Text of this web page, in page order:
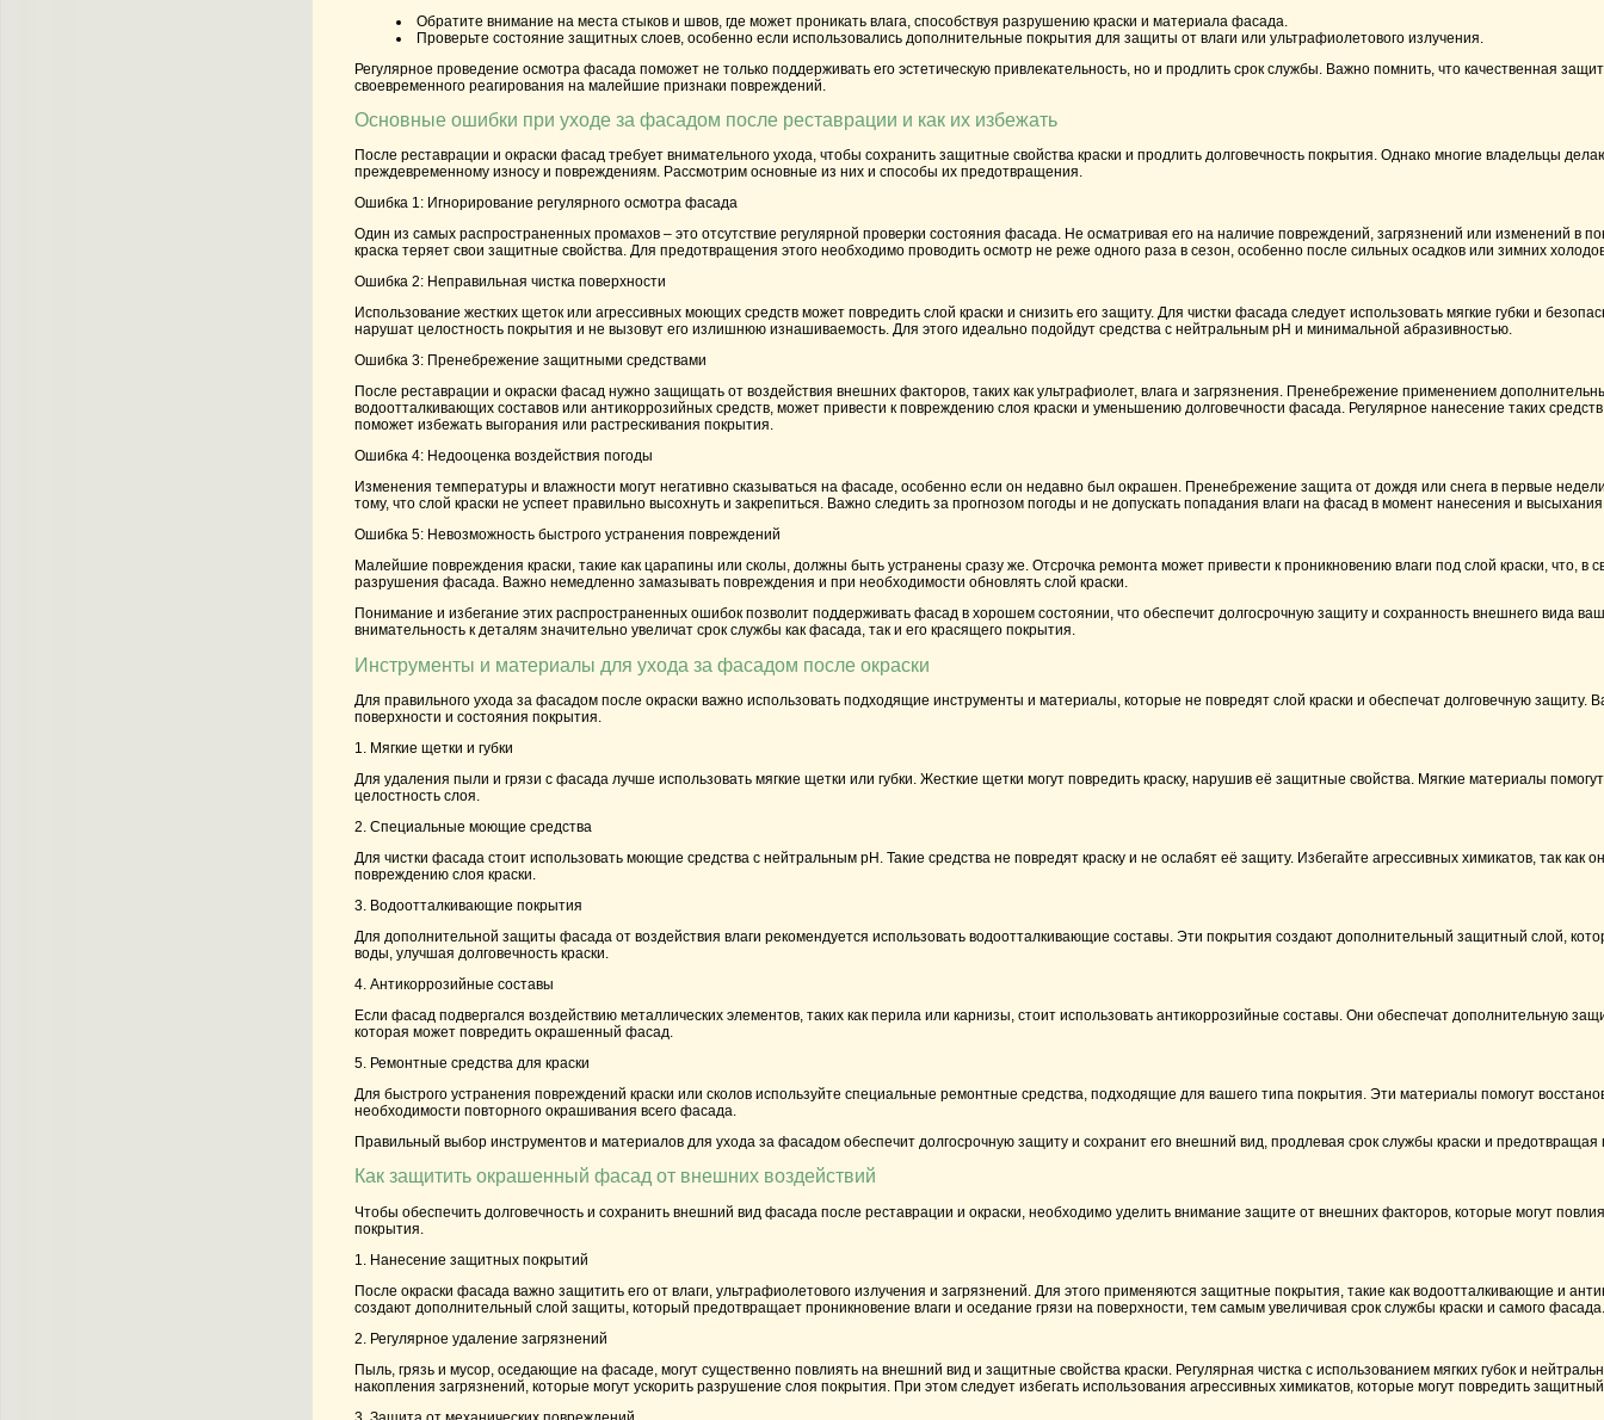
Обратите внимание на места стыков и швов, где может проникать влага, способствуя разрушению краски и материала фасада.
Проверьте состояние защитных слоев, особенно если использовались дополнительные покрытия для защиты от влаги или ультрафиолетового излучения.
Регулярное проведение осмотра фасада поможет не только поддерживать его эстетическую привлекательность, но и продлить срок службы. Важно помнить, что качественная
своевременного реагирования на малейшие признаки повреждений.
Основные ошибки при уходе за фасадом после реставрации и как их избежать
После реставрации и окраски фасад требует внимательного ухода, чтобы сохранить защитные свойства краски и продлить долговечность покрытия. Однако многие владельцы
преждевременному износу и повреждениям. Рассмотрим основные из них и способы их предотвращения.
Ошибка 1: Игнорирование регулярного осмотра фасада
Один из самых распространенных промахов – это отсутствие регулярной проверки состояния фасада. Не осматривая его на наличие повреждений, загрязнений или изменений в
краска теряет свои защитные свойства. Для предотвращения этого необходимо проводить осмотр не реже одного раза в сезон, особенно после сильных осадков или зимних
Ошибка 2: Неправильная чистка поверхности
Использование жестких щеток или агрессивных моющих средств может повредить слой краски и снизить его защиту. Для чистки фасада следует использовать мягкие губки и
нарушат целостность покрытия и не вызовут его излишнюю изнашиваемость. Для этого идеально подойдут средства с нейтральным pH и минимальной абразивностью.
Ошибка 3: Пренебрежение защитными средствами
После реставрации и окраски фасад нужно защищать от воздействия внешних факторов, таких как ультрафиолет, влага и загрязнения. Пренебрежение применением
водоотталкивающих составов или антикоррозийных средств, может привести к повреждению слоя краски и уменьшению долговечности фасада. Регулярное нанесение таких
поможет избежать выгорания или растрескивания покрытия.
Ошибка 4: Недооценка воздействия погоды
Изменения температуры и влажности могут негативно сказываться на фасаде, особенно если он недавно был окрашен. Пренебрежение защита от дождя или снега в первые
тому, что слой краски не успеет правильно высохнуть и закрепиться. Важно следить за прогнозом погоды и не допускать попадания влаги на фасад в момент нанесения и высыхания
Ошибка 5: Невозможность быстрого устранения повреждений
Малейшие повреждения краски, такие как царапины или сколы, должны быть устранены сразу же. Отсрочка ремонта может привести к проникновению влаги под слой краски, что, в
разрушения фасада. Важно немедленно замазывать повреждения и при необходимости обновлять слой краски.
Понимание и избегание этих распространенных ошибок позволит поддерживать фасад в хорошем состоянии, что обеспечит долгосрочную защиту и сохранность внешнего вида
внимательность к деталям значительно увеличат срок службы как фасада, так и его красящего покрытия.
Инструменты и материалы для ухода за фасадом после окраски
Для правильного ухода за фасадом после окраски важно использовать подходящие инструменты и материалы, которые не повредят слой краски и обеспечат долговечную защиту.
поверхности и состояния покрытия.
1. Мягкие щетки и губки
Для удаления пыли и грязи с фасада лучше использовать мягкие щетки или губки. Жесткие щетки могут повредить краску, нарушив её защитные свойства. Мягкие материалы
целостность слоя.
2. Специальные моющие средства
Для чистки фасада стоит использовать моющие средства с нейтральным pH. Такие средства не повредят краску и не ослабят её защиту. Избегайте агрессивных химикатов, так как
повреждению слоя краски.
3. Водоотталкивающие покрытия
Для дополнительной защиты фасада от воздействия влаги рекомендуется использовать водоотталкивающие составы. Эти покрытия создают дополнительный защитный слой,
воды, улучшая долговечность краски.
4. Антикоррозийные составы
Если фасад подвергался воздействию металлических элементов, таких как перила или карнизы, стоит использовать антикоррозийные составы. Они обеспечат дополнительную
которая может повредить окрашенный фасад.
5. Ремонтные средства для краски
Для быстрого устранения повреждений краски или сколов используйте специальные ремонтные средства, подходящие для вашего типа покрытия. Эти материалы помогут
необходимости повторного окрашивания всего фасада.
Правильный выбор инструментов и материалов для ухода за фасадом обеспечит долгосрочную защиту и сохранит его внешний вид, продлевая срок службы краски и
Как защитить окрашенный фасад от внешних воздействий
Чтобы обеспечить долговечность и сохранить внешний вид фасада после реставрации и окраски, необходимо уделить внимание защите от внешних факторов, которые могут
покрытия.
1. Нанесение защитных покрытий
После окраски фасада важно защитить его от влаги, ультрафиолетового излучения и загрязнений. Для этого применяются защитные покрытия, такие как водоотталкивающие и
создают дополнительный слой защиты, который предотвращает проникновение влаги и оседание грязи на поверхности, тем самым увеличивая срок службы краски и самого фасада.
2. Регулярное удаление загрязнений
Пыль, грязь и мусор, оседающие на фасаде, могут существенно повлиять на внешний вид и защитные свойства краски. Регулярная чистка с использованием мягких губок и
накопления загрязнений, которые могут ускорить разрушение слоя покрытия. При этом следует избегать использования агрессивных химикатов, которые могут повредить